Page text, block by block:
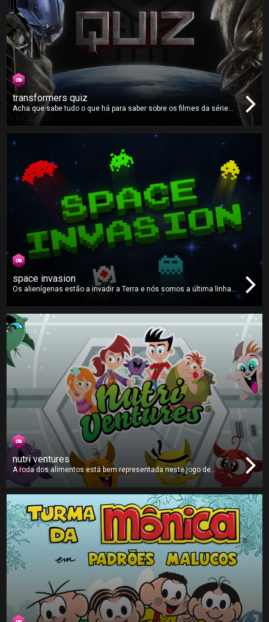
transformers quiz
Acha que sabe tudo o que há para saber sobre os filmes da série
Transformers? Terá finalmente a oportunidade de o provar no
saga, acompanhadas de imagens originais dos filmes.
space invasion
Os alienígenas estão a invadir a Terra e nós somos a última linha
de defesa. Proteja o seu planeta destruindo todos os invasores
os seuspower-upsdevidamente para os derrotar e salvar a Terra!!
nutri ventures
A roda dos alimentos está bem representada neste jogo de
memória da Nutri Ventures. Vire os cartões dos alimentos para
pares corretos mais pontos ganhará. Preencha a sua barra de
alimentação Nutri Power para obter os pontos máximos!